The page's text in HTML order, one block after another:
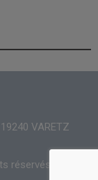
VARETZ
réservés